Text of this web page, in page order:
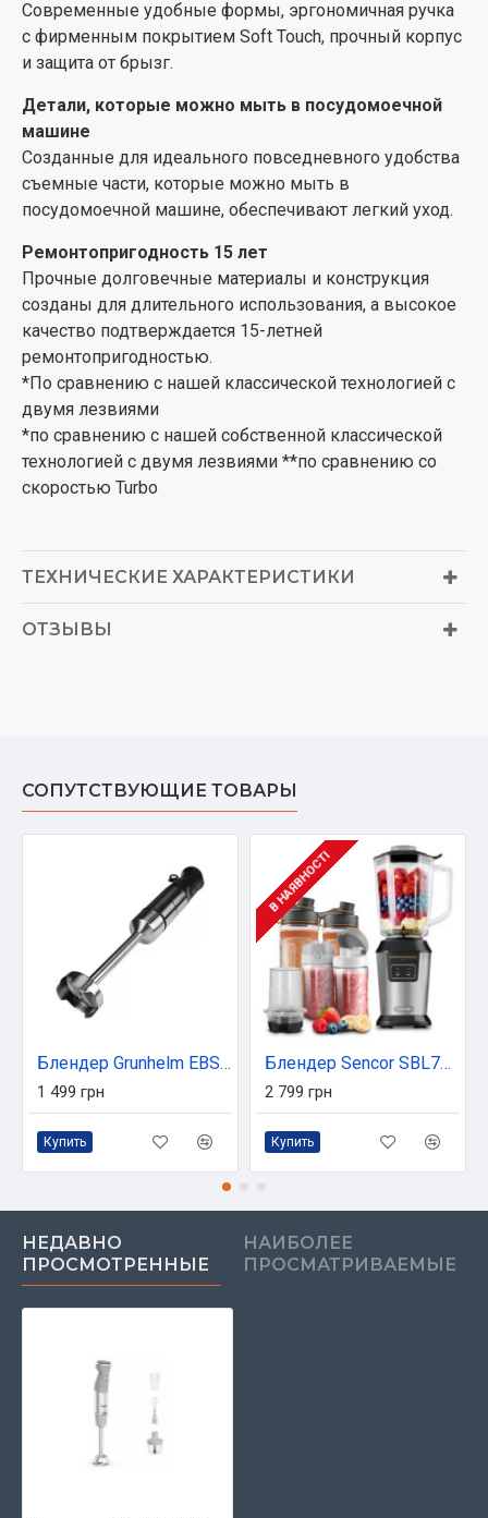
Современные удобные формы, эргономичная ручка
с фирменным покрытием Soft Touch, прочный корпус
и защита от брызг.
Детали, которые можно мыть в посудомоечной
машине
Созданные для идеального повседневного удобства
съемные части, которые можно мыть в
посудомоечной машине, обеспечивают легкий уход.
Ремонтопригодность 15 лет
Прочные долговечные материалы и конструкция
созданы для длительного использования, а высокое
качество подтверждается 15-летней
ремонтопригодностью.
*По сравнению с нашей классической технологией с
двумя лезвиями
*по сравнению с нашей собственной классической
технологией с двумя лезвиями **по сравнению со
скоростью Turbo
ТЕХНИЧЕСКИЕ ХАРАКТЕРИСТИКИ
ОТЗЫВЫ
СОПУТСТВУЮЩИЕ ТОВАРЫ
Блендер Grunhelm EBS-1102SS
1 499 грн
Купить
В НАЯВНОСТІ
Блендер Sencor SBL7570SS
2 799 грн
Купить
НЕДАВНО
ПРОСМОТРЕННЫЕ
НАИБОЛЕЕ
ПРОСМАТРИВАЕМЫЕ